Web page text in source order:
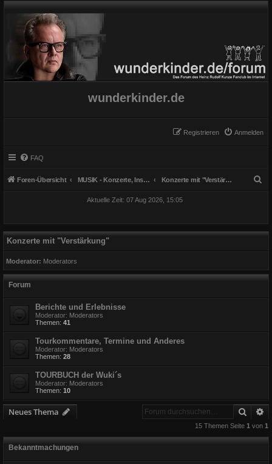
wunderkinder.de
Anmelden
Registrieren
FAQ
Foren-Übersicht MUSIK - Konzerte, Instrumente und Gesang Konzerte mit "Verstärkung"
Aktuelle Zeit: 07 Aug 2026, 15:05
Konzerte mit "Verstärkung"
Moderator: Moderators
Forum
Berichte und Erlebnisse
Moderator: Moderators
Themen: 41
Tourkommentare, Termine und Anderes
Moderator: Moderators
Themen: 28
TOURBUCH der Wuki´s
Moderator: Moderators
Themen: 10
Neues Thema Suche
15 Themen Seite 1 von 1
Bekanntmachungen